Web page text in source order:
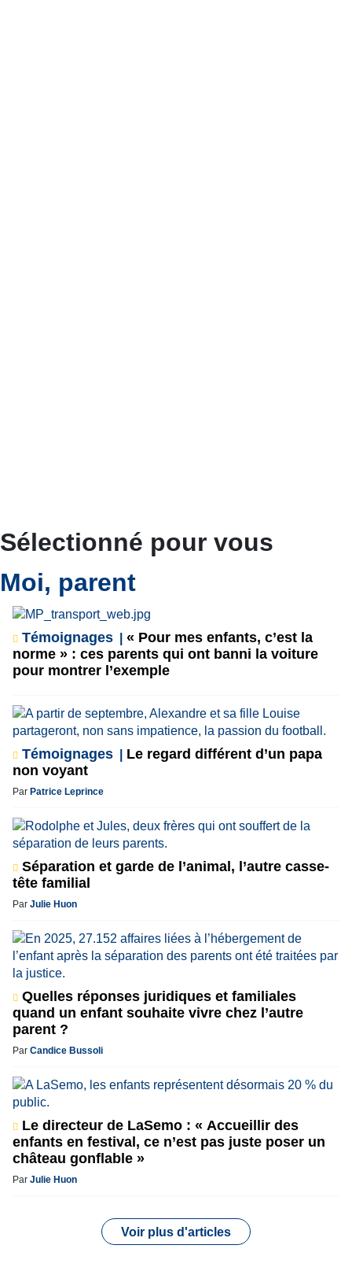
Sélectionné pour vous
Moi, parent
Témoignages
« Pour mes enfants, c’est la
norme » : ces parents qui ont banni la voiture
pour montrer l’exemple
Témoignages
Le regard différent d’un papa
non voyant
Par Patrice Leprince
Séparation et garde de l’animal, l’autre casse-
tête familial
Par Julie Huon
Quelles réponses juridiques et familiales
quand un enfant souhaite vivre chez l’autre
parent ?
Par Candice Bussoli
Le directeur de LaSemo : « Accueillir des
enfants en festival, ce n’est pas juste poser un
château gonflable »
Par Julie Huon
Voir plus d'articles